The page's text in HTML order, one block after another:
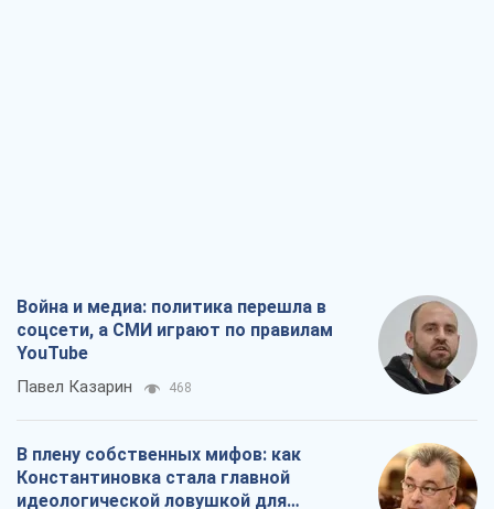
Война и медиа: политика перешла в
соцсети, а СМИ играют по правилам
YouTube
Павел Казарин 468
В плену собственных мифов: как
Константиновка стала главной
идеологической ловушкой для